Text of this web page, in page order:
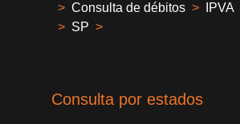
> Consulta de débitos > IPVA
> SP >
Consulta por estados